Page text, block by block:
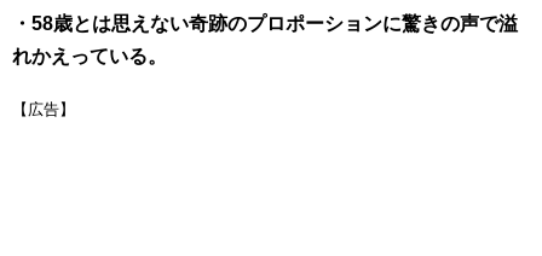
・58歳とは思えない奇跡のプロポーションに驚きの声で溢
れかえっている。
【広告】